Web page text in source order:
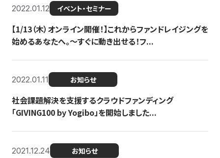
2022.01.12 イベント・セミナー
【1/13（木）オンライン開催！】これからファンドレイジングを
始めるあなたへ。〜すぐに動き出せる！フ...
2022.01.11 お知らせ
社会課題解決を支援するクラウドファンディング
「GIVING100 by Yogibo」を開始しました...
2021.12.24 お知らせ